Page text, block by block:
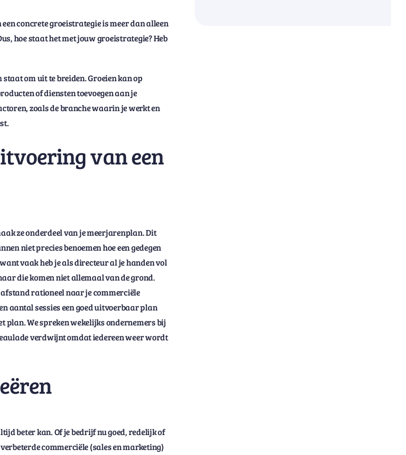
concrete groeistrategie is meer dan alleen
hoe staat het met jouw groeistrategie? Heb
om uit te breiden. Groeien kan op
of diensten toevoegen aan je
zoals de branche waarin je werkt en
van een
ze onderdeel van je meerjarenplan. Dit
niet precies benoemen hoe een gedegen
vaak heb je als directeur al je handen vol
die komen niet allemaal van de grond.
rationeel naar je commerciële
aantal sessies een goed uitvoerbaar plan
plan. We spreken wekelijks ondernemers bij
verdwijnt omdat iedereen weer wordt
beter kan. Of je bedrijf nu goed, redelijk of
commerciële (sales en marketing)